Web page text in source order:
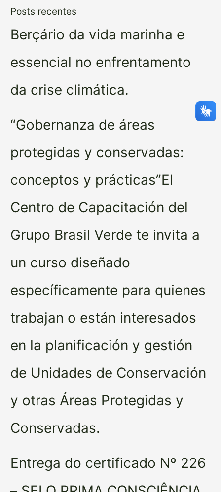
Posts recentes
Berçário da vida marinha e
essencial no enfrentamento
da crise climática.
“Gobernanza de áreas
protegidas y conservadas:
conceptos y prácticas”El
Centro de Capacitación del
Grupo Brasil Verde te invita a
un curso diseñado
específicamente para quienes
trabajan o están interesados
en la planificación y gestión
de Unidades de Conservación
y otras Áreas Protegidas y
Conservadas.
Entrega do certificado Nº 226